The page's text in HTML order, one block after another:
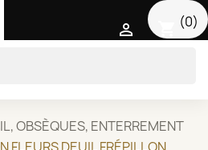
(0)

OBSÈQUES, ENTERREMENT
FLEURS DEUIL FRÉPILLON